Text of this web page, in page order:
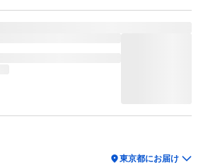
location_on東京都にお届け